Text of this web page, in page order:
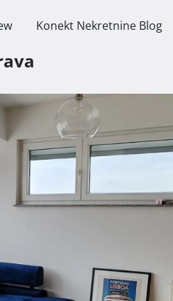
Konekt Nekretnine Blog